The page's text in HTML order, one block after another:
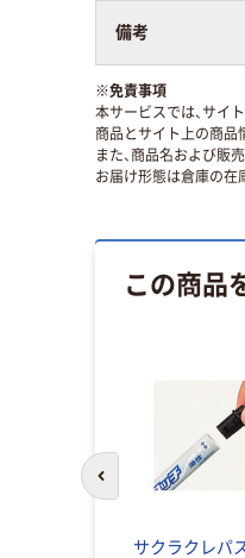
備考
※免責事項
本サービスでは、サイ
商品とサイト上の商品
また、商品名および販
お届け形態は倉庫の在
この商品
サクラクレパ
前のスライドへ